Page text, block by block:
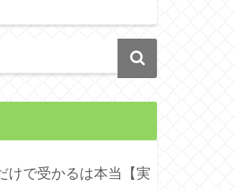
けで受かるは本当【実